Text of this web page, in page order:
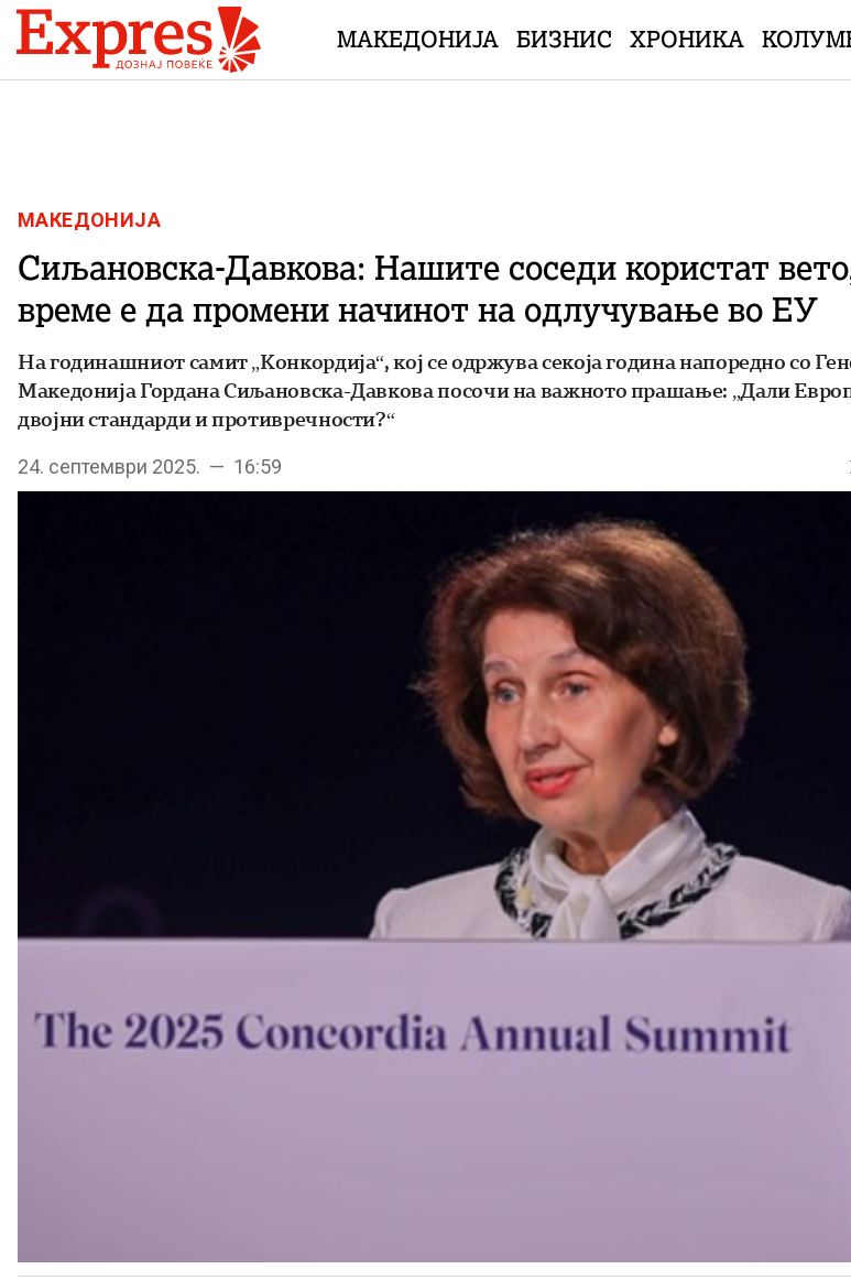
Skip to content
МАКЕДОНИЈА БИЗНИС ХРОНИКА
МАКЕДОНИЈА
Сиљановска-Давкова: Нашите соседи користат
време е да промени начинот на одлучување во ЕУ
На годинашниот самит „Конкордија“, кој се одржува секоја година напоредно со
Македонија Гордана Сиљановска-Давкова посочи на важното прашање: „Дали
двојни стандарди и противречности?“
24. септември 2025. — 16:59